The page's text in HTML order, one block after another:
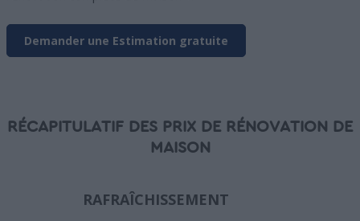
Demander une Estimation gratuite
RÉCAPITULATIF DES PRIX DE RÉNOVATION DE
MAISON
RAFRAÎCHISSEMENT